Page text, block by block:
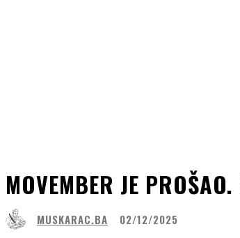
MOVEMBER JE
MUSKARAC.BA 02/12/2025